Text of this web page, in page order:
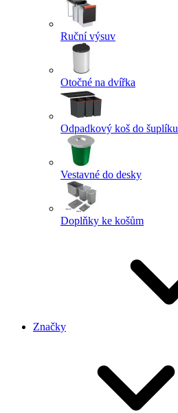
Ruční výsuv
Otočné na dvířka
Odpadkový koš do šuplíku
Vestavné do desky
Doplňky ke košům
Značky